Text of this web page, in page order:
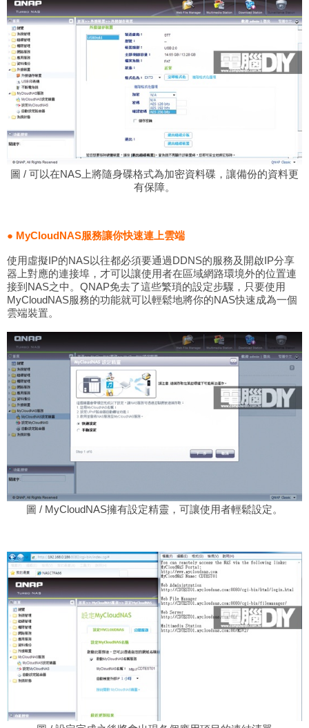
圖 / 可以在NAS上將隨身碟格式為加密資料碟，讓備份的資料更
有保障。
● MyCloudNAS服務讓你快速連上雲端
使用虛擬IP的NAS以往都必須要通過DDNS的服務及開啟IP分享
器上對應的連接埠，才可以讓使用者在區域網路環境外的位置連
接到NAS之中。QNAP免去了這些繁瑣的設定步驟，只要使用
MyCloudNAS服務的功能就可以輕鬆地將你的NAS快速成為一個
雲端裝置。
圖 / MyCloudNAS擁有設定精靈，可讓使用者輕鬆設定。